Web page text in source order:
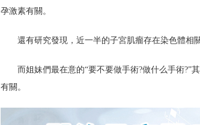
孕激素有關。
還有研究發現，近一半的子宮肌瘤存在染色體相
而姐妹們最在意的“要不要做手術?做什么手術?”
有關。